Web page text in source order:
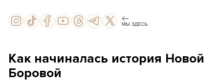
МЫ ЗДЕСЬ
Как начиналась история Новой
Боровой